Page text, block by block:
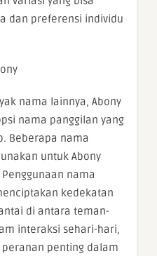
dan preferensi individu
nama lainnya, Abony
nama panggilan yang
Beberapa nama
untuk Abony
nama
kedekatan
di antara teman-
interaksi sehari-hari,
penting dalam